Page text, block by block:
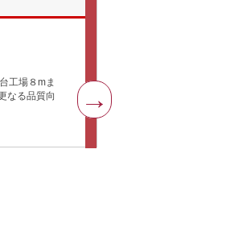
工場８mま
なる品質向